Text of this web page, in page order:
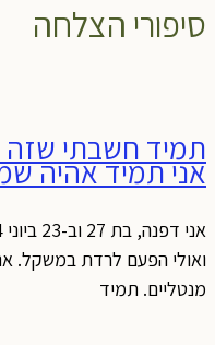
סיפורי הצלחה
תמיד חשבתי שזה
אני תמיד אהיה
ואולי הפעם לרדת במשקל.
מנטליים. תמיד